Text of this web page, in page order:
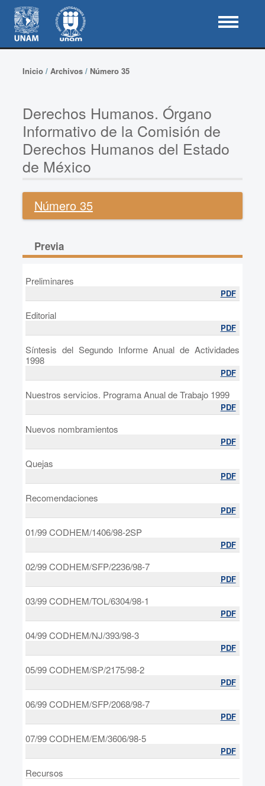
Inicio/ Archivos/ Número 35
Derechos Humanos. Órgano
Informativo de la Comisión de
Derechos Humanos del Estado
de México
Número 35
Previa
Preliminares
PDF
Editorial
PDF
Síntesis del Segundo Informe Anual de Actividades
1998
PDF
Nuestros servicios. Programa Anual de Trabajo 1999
PDF
Nuevos nombramientos
PDF
Quejas
PDF
Recomendaciones
PDF
01/99 CODHEM/1406/98-2SP
PDF
02/99 CODHEM/SFP/2236/98-7
PDF
03/99 CODHEM/TOL/6304/98-1
PDF
04/99 CODHEM/NJ/393/98-3
PDF
05/99 CODHEM/SP/2175/98-2
PDF
06/99 CODHEM/SFP/2068/98-7
PDF
07/99 CODHEM/EM/3606/98-5
PDF
Recursos